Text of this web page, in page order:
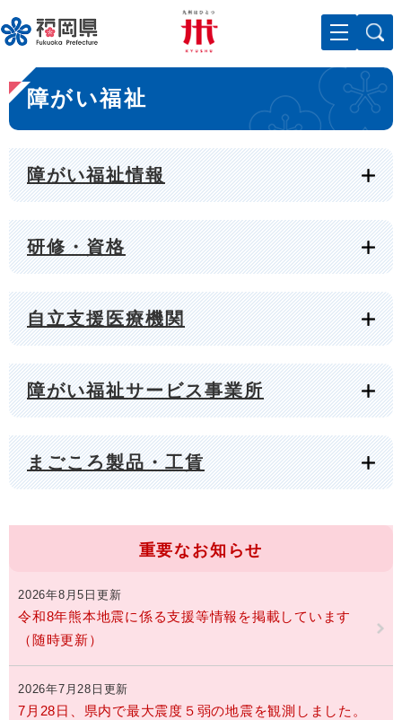
ー
ジ
先
頭
で
。
メニューを飛ばして本文へ
本
文
障がい福祉
障がい福祉情報
研修・資格
自立支援医療機関
障がい福祉サービス事業所
まごころ製品・工賃
重要なお知らせ
2026年8月5日更新
令和8年熊本地震に係る支援等情報を掲載しています
（随時更新）
2026年7月28日更新
7月28日、県内で最大震度５弱の地震を観測しました。